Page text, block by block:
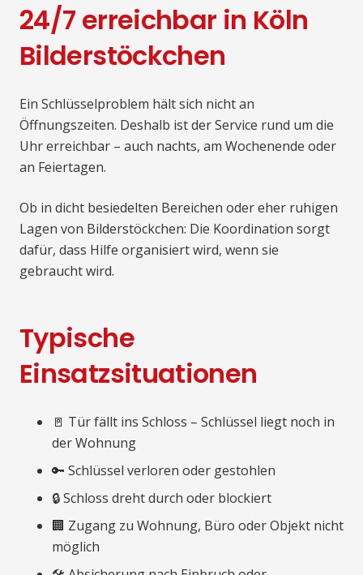
24/7 erreichbar in Köln
Bilderstöckchen
Ein Schlüsselproblem hält sich nicht an
Öffnungszeiten. Deshalb ist der Service rund um die
Uhr erreichbar – auch nachts, am Wochenende oder
an Feiertagen.
Ob in dicht besiedelten Bereichen oder eher ruhigen
Lagen von Bilderstöckchen: Die Koordination sorgt
dafür, dass Hilfe organisiert wird, wenn sie
gebraucht wird.
Typische
Einsatzsituationen
🚪 Tür fällt ins Schloss – Schlüssel liegt noch in
der Wohnung
🔑 Schlüssel verloren oder gestohlen
🔒 Schloss dreht durch oder blockiert
🏢 Zugang zu Wohnung, Büro oder Objekt nicht
möglich